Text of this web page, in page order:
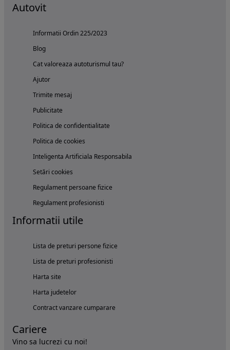
Autovit
Informatii Ordin 225/2023
Blog
Cat valoreaza autoturismul tau?
Ajutor
Trimite mesaj
Publicitate
Politica de confidentialitate
Politica de cookies
Inteligenta Artificiala Responsabila
Setări cookies
Regulament persoane fizice
Regulament profesionisti
Informatii utile
Lista de preturi persone fizice
Lista de preturi profesionisti
Harta site
Harta judetelor
Contract vanzare cumparare
Cariere
Vino sa lucrezi cu noi!